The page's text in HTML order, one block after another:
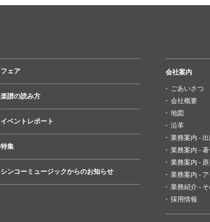
フェア
楽譜の読み方
イベントレポート
特集
シンコーミュージックからのお知らせ
会社案内
ごあいさつ
会社概要
地図
沿革
業務案内 - 出
業務案内 -
業務案内 -
業務案内 -
業務紹介 -
採用情報